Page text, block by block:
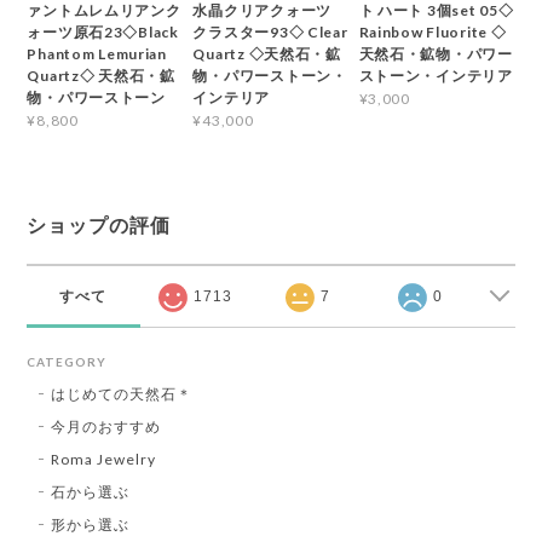
ァントムレムリアンク
ォーツ原石23◇Black
Phantom Lemurian
Quartz◇ 天然石・鉱
物・パワーストーン
¥8,800
水晶クリアクォーツ
クラスター93◇ Clear
Quartz ◇天然石・鉱
物・パワーストーン・
インテリア
¥43,000
ト ハート 3個set 05◇
Rainbow Fluorite ◇
天然石・鉱物・パワー
ストーン・インテリア
¥3,000
ショップの評価
すべて 1713 7 0
CATEGORY
はじめての天然石＊
今月のおすすめ
Roma Jewelry
石から選ぶ
形から選ぶ